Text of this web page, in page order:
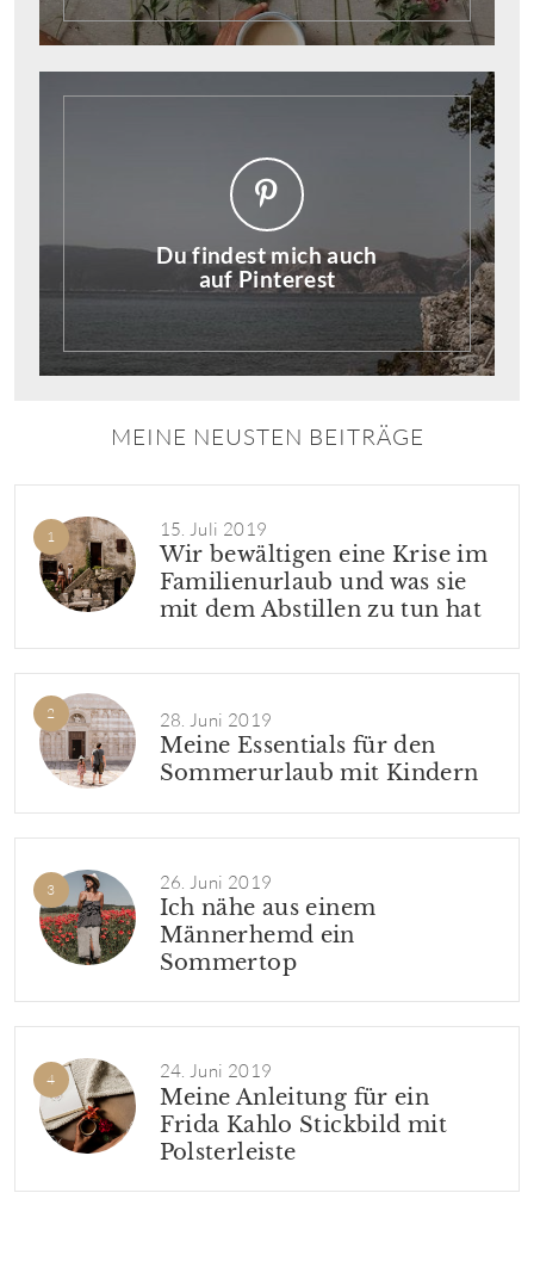
Du findest mich auch
auf Pinterest
MEINE NEUSTEN BEITRÄGE
15. Juli 2019
Wir bewältigen eine Krise im
Familienurlaub und was sie
mit dem Abstillen zu tun hat
28. Juni 2019
Meine Essentials für den
Sommerurlaub mit Kindern
26. Juni 2019
Ich nähe aus einem
Männerhemd ein
Sommertop
24. Juni 2019
Meine Anleitung für ein
Frida Kahlo Stickbild mit
Polsterleiste